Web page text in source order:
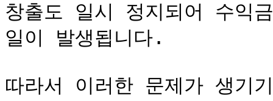
창출도 일시 정지되어 수익
일이 발생됩니다.
따라서 이러한 문제가 생기